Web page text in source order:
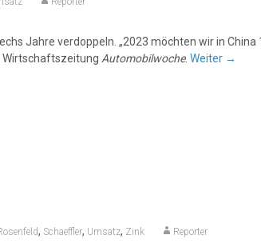
Jahre verdoppeln. „2023 möchten wir in China
Wirtschaftszeitung Automobilwoche. Weiter →
, Schaeffler, Umsatz, Zink Reporter